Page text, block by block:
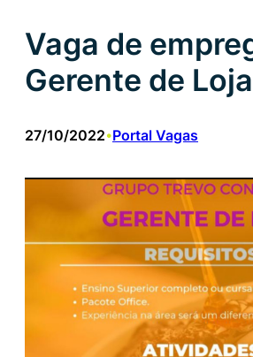
Vaga de
Gerente de Loja
27/10/2022•Portal Vagas